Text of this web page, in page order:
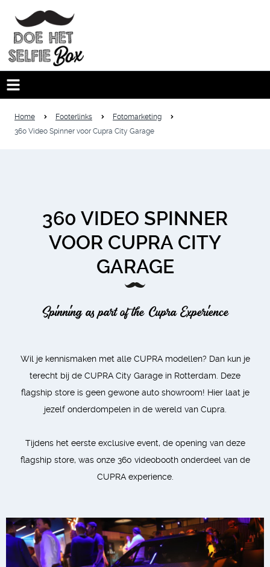
Home Footerlinks
Fotomarketing
360 Video Spinner voor Cupra City Garage
360 VIDEO SPINNER
VOOR CUPRA CITY
GARAGE
Spinning as part of the Cupra Experience
Wil je kennismaken met alle CUPRA modellen? Dan kun je
terecht bij de CUPRA City Garage in Rotterdam. Deze
flagship store is geen gewone auto showroom! Hier laat je
jezelf onderdompelen in de wereld van Cupra.
Tijdens het eerste exclusive event, de opening van deze
flagship store, was onze 360 videobooth onderdeel van de
CUPRA experience.